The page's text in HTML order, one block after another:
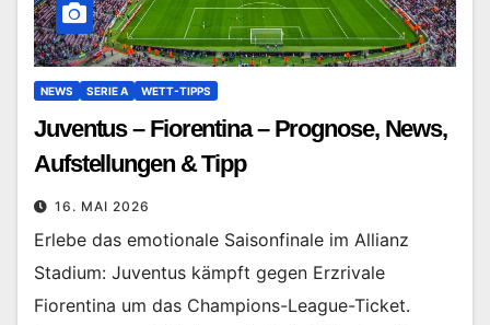
NEWS SERIE A WETT-TIPPS
Juventus – Fiorentina – Prognose, News,
Aufstellungen & Tipp
16. MAI 2026
Erlebe das emotionale Saisonfinale im Allianz
Stadium: Juventus kämpft gegen Erzrivale
Fiorentina um das Champions-League-Ticket.